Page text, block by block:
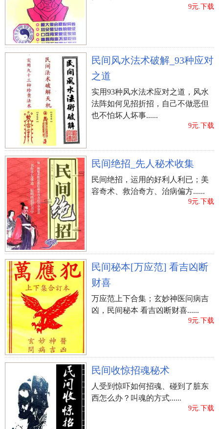
9元.下载
民间风水法术破解_93种应对
之道
实用93种风水法术应对之道，风水
法阵如何见招折招，自己不做恶但
也不怕坏人坏事......
9元.下载
民间绝招_先人秘术收集
民间绝招，运用的好利人利已；美
容奇术、救治奇方、治病偏方......
9元.下载
民间秘本[万应范] 看吉凶断
财喜
万应范上下合集；玄妙神医问病吉
凶，民间秘本 看吉凶断财喜......
9元.下载
民间收惊招魂秘术
人受到惊吓如何招魂、碰到了脏东
西怎么办？叫魂的方式......
9元.下载